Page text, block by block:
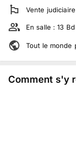
Vente judiciaire
En salle :13
Tout le monde
Comment s'y